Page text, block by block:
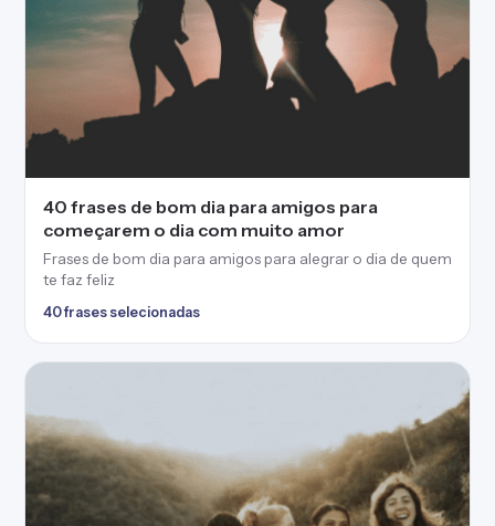
40 frases de bom dia para amigos para
começarem o dia com muito amor
Frases de bom dia para amigos para alegrar o dia de quem
te faz feliz
40 frases selecionadas